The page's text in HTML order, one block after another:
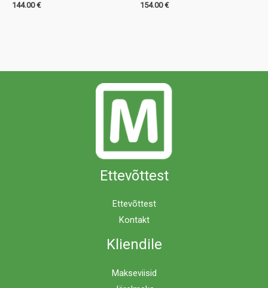
144.00€
154.00€
Ettevõttest
Ettevõttest
Kontakt
Kliendile
Makseviisid